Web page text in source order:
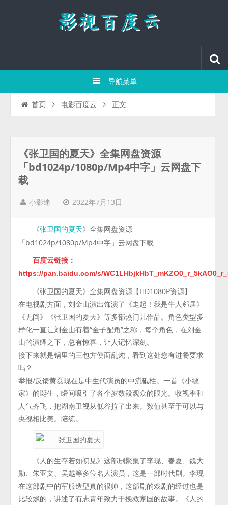
导航菜单
首页 电影百度云 正文
《张卫国的夏天》全集网盘资源
「bd1024p/1080p/Mp4中字」云网盘下
载
小影迷 2022年7月13日
《张卫国的夏天》全集网盘资源
「bd1024p/1080p/Mp4中字」云网盘下载
百度云链接 ：
https://pan.baidu.com/s/
《张卫国的夏天》全集网盘资源【HD1080P资源】
在电视剧方面，刘金山演出饰演了《走起！我是牛人邻居》
《无间》《张卫国的夏天》等多部热门儿作品。角色类型多
样化一直让刘金山有着“金子配角”之称，每个角色，在刘金
山的演绎之下，总有惊喜，让人记忆深刻。
接下来就是锅里的三包方便面乱炖，看到这处您有进餐要求
吗？
举报/反馈黄磊现在是中生代演员的中流砥柱。一首《小敏
家》的诞生，瞬间吸引了各个岁数段观众的眼光。收视率和
人气齐飞，把湖南卫视从低谷拉了出来。数值甚至于可以与
央视相比美。陪练。
《人的生存若如初见》这部剧聚集了李现、春夏、魏大
勋、朱亚文、吴越等多位名人演员，这是一部时代剧。李现
在这部剧中的军服造型真的很帅，这部剧的戏剧的经过也是
比较燃的，讲述了有志青年致力于挽救家国的故事。《人的